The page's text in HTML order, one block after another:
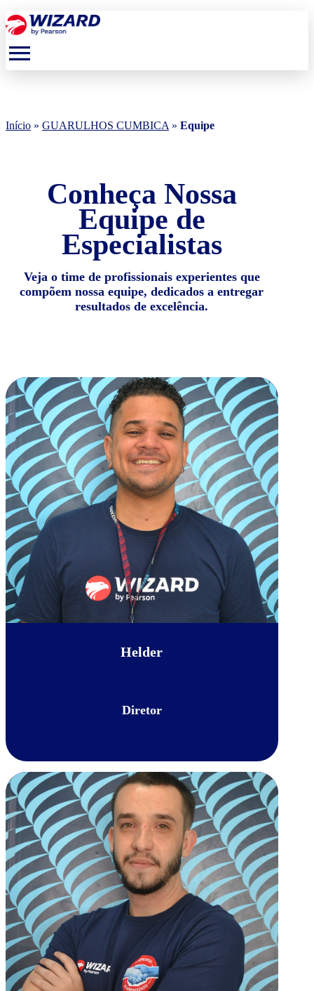
menu
Início » GUARULHOS CUMBICA » Equipe
Conheça Nossa
Equipe de
Especialistas
Veja o time de profissionais experientes que
compõem nossa equipe, dedicados a entregar
resultados de excelência.
Helder
Diretor